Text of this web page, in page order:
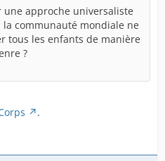
approche universaliste
communauté mondiale ne
tous les enfants de manière
?
.